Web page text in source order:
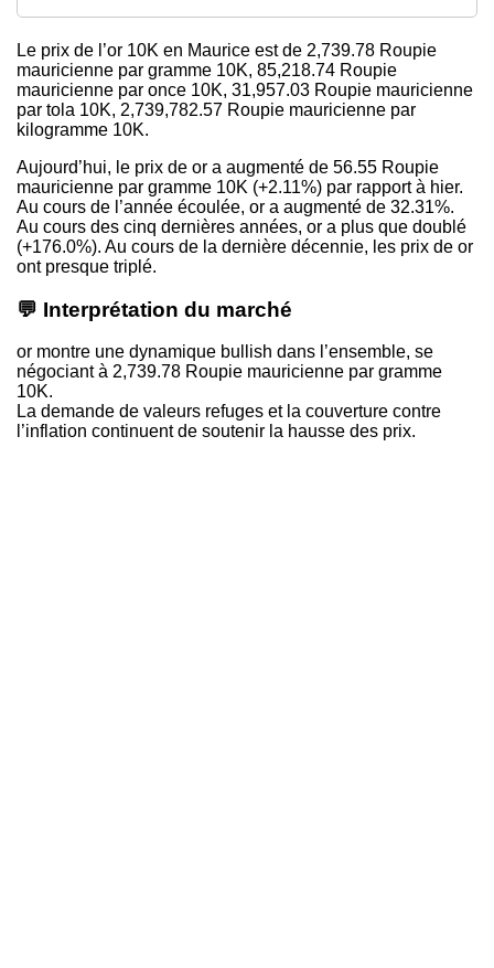
Le prix de l’or 10K en Maurice est de 2,739.78 Roupie
mauricienne par gramme 10K, 85,218.74 Roupie
mauricienne par once 10K, 31,957.03 Roupie mauricienne
par tola 10K, 2,739,782.57 Roupie mauricienne par
kilogramme 10K.
Aujourd’hui, le prix de or a augmenté de 56.55 Roupie
mauricienne par gramme 10K (+2.11%) par rapport à hier.
Au cours de l’année écoulée, or a augmenté de 32.31%.
Au cours des cinq dernières années, or a plus que doublé
(+176.0%). Au cours de la dernière décennie, les prix de or
ont presque triplé.
💬 Interprétation du marché
or montre une dynamique bullish dans l’ensemble, se
négociant à 2,739.78 Roupie mauricienne par gramme
10K.
La demande de valeurs refuges et la couverture contre
l’inflation continuent de soutenir la hausse des prix.